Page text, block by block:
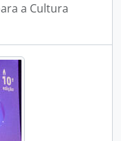
a Cultura